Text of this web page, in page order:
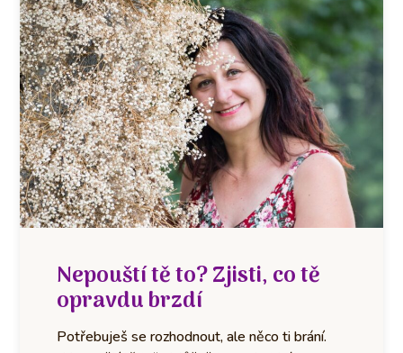
Nepouští tě to? Zjisti, co tě
opravdu brzdí
Potřebuješ se rozhodnout, ale něco ti brání.